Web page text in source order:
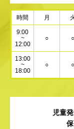
時間 月
9:00
~
12:00
○ ○
13:00
~
18:00
○ ○
児童